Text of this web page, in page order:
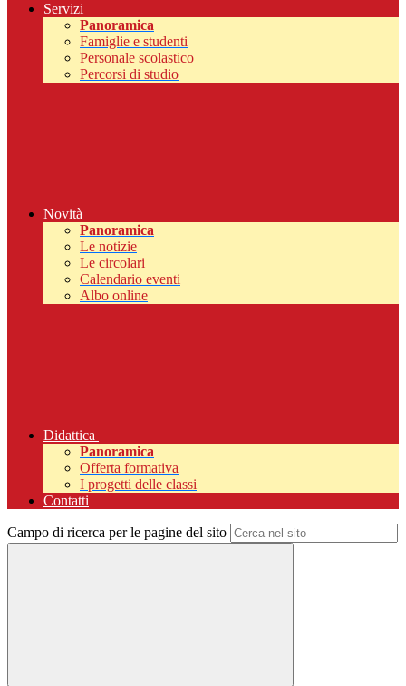
Servizi
Panoramica
Famiglie e studenti
Personale scolastico
Percorsi di studio
Novità
Panoramica
Le notizie
Le circolari
Calendario eventi
Albo online
Didattica
Panoramica
Offerta formativa
I progetti delle classi
Contatti
Campo di ricerca per le pagine del sito